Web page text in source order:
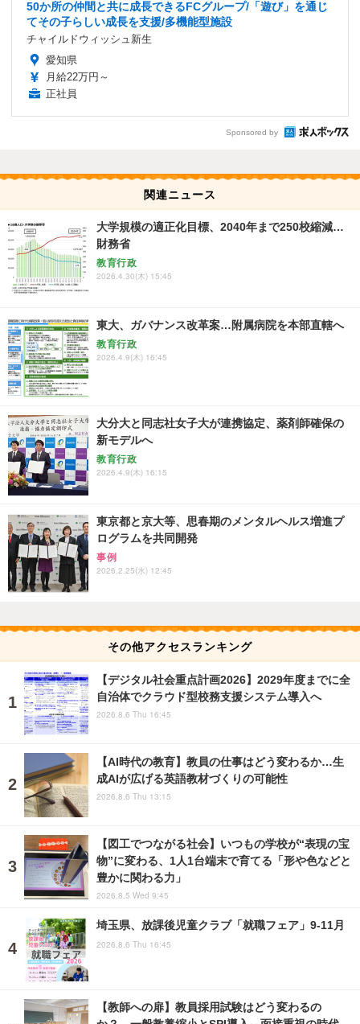
50か所の仲間と共に成長できるFCグループ/「遊び」を通じ
てその子らしい成長を支援/多機能型施設
チャイルドウィッシュ新生
愛知県
月給22万円～
正社員
Sponsored by
関連ニュース
大学規模の適正化目標、2040年まで250校縮減…
財務省
教育行政
2026.4.30(木) 15:45
東大、ガバナンス改革案…附属病院を本部直轄へ
教育行政
2026.4.9(木) 16:45
大分大と同志社女子大が連携協定、薬剤師確保の
新モデルへ
教育行政
2026.4.9(木) 16:15
東京都と京大等、思春期のメンタルヘルス増進プ
ログラムを共同開発
事例
2026.2.25(水) 12:45
その他アクセスランキング
【デジタル社会重点計画2026】2029年度までに全
自治体でクラウド型校務支援システム導入へ
2026.8.6 Thu 16:45
【AI時代の教育】教員の仕事はどう変わるか…生
成AIが広げる英語教材づくりの可能性
2026.8.6 Thu 13:15
【図工でつながる社会】いつもの学校が“表現の宝
物”に変わる、1人1台端末で育てる「形や色などと
豊かに関わる力」
2026.8.5 Wed 9:45
埼玉県、放課後児童クラブ「就職フェア」9-11月
2026.8.6 Thu 16:45
【教師への扉】教員採用試験はどう変わるの